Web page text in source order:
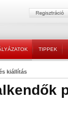
TIPPEK
kiállítás